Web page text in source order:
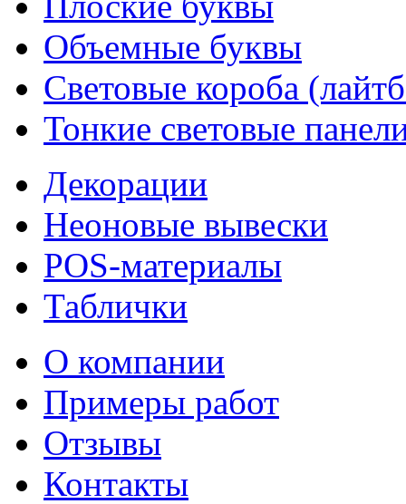
Объемные буквы
Световые короба
Тонкие световые
Декорации
Неоновые вывески
POS-материалы
Таблички
О компании
Примеры работ
Отзывы
Контакты